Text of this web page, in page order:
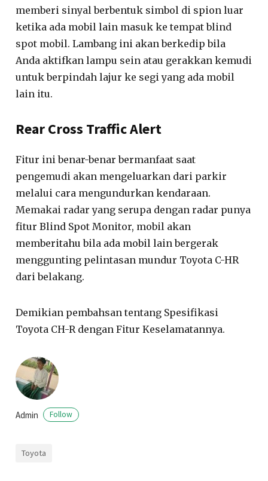
memberi sinyal berbentuk simbol di spion luar
ketika ada mobil lain masuk ke tempat blind
spot mobil. Lambang ini akan berkedip bila
Anda aktifkan lampu sein atau gerakkan kemudi
untuk berpindah lajur ke segi yang ada mobil
lain itu.
Rear Cross Traffic Alert
Fitur ini benar-benar bermanfaat saat
pengemudi akan mengeluarkan dari parkir
melalui cara mengundurkan kendaraan.
Memakai radar yang serupa dengan radar punya
fitur Blind Spot Monitor, mobil akan
memberitahu bila ada mobil lain bergerak
menggunting pelintasan mundur Toyota C-HR
dari belakang.
Demikian pembahsan tentang Spesifikasi
Toyota CH-R dengan Fitur Keselamatannya.
Admin Follow
Toyota